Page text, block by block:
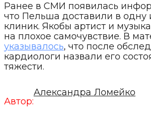
Ранее в СМИ появилась
что Пельша доставили в одну
клиник. Якобы артист и
на плохое самочувствие. В
указывалось, что после
кардиологи назвали его
тяжести.
Автор:
Александра Ломейко